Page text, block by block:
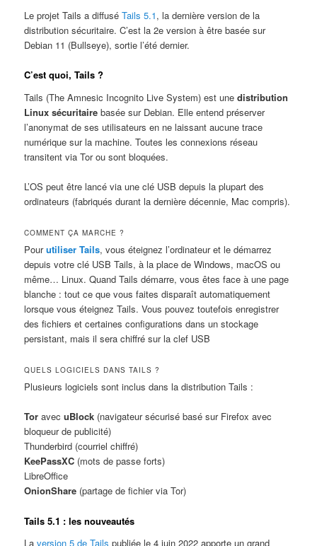
Le projet Tails a diffuséTails 5.1, la dernière version de la
distribution sécuritaire. C’est la 2e version à être basée sur
Debian 11 (Bullseye), sortie l’été dernier.
C’est quoi, Tails ?
Tails (The Amnesic Incognito Live System) est unedistribution
Linux sécuritaire basée sur Debian. Elle entend préserver
l’anonymat de ses utilisateurs en ne laissant aucune trace
numérique sur la machine. Toutes les connexions réseau
transitent via Tor ou sont bloquées.
L’OS peut être lancé via une clé USB depuis la plupart des
ordinateurs (fabriqués durant la dernière décennie, Mac compris).
COMMENT ÇA MARCHE ?
Pourutiliser Tails, vous éteignez l’ordinateur et le démarrez
depuis votre clé USB Tails, à la place de Windows, macOS ou
même… Linux. Quand Tails démarre, vous êtes face à une page
blanche : tout ce que vous faites disparaît automatiquement
lorsque vous éteignez Tails. Vous pouvez toutefois enregistrer
des fichiers et certaines configurations dans un stockage
persistant, mais il sera chiffré sur la clef USB
QUELS LOGICIELS DANS TAILS ?
Plusieurs logiciels sont inclus dans la distribution Tails :
Tor avecuBlock (navigateur sécurisé basé sur Firefox avec
bloqueur de publicité)
Thunderbird (courriel chiffré)
KeePassXC (mots de passe forts)
LibreOffice
OnionShare (partage de fichier via Tor)
Tails 5.1 : les nouveautés
Laversion 5 de Tails publiée le 4 juin 2022 apporte un grand